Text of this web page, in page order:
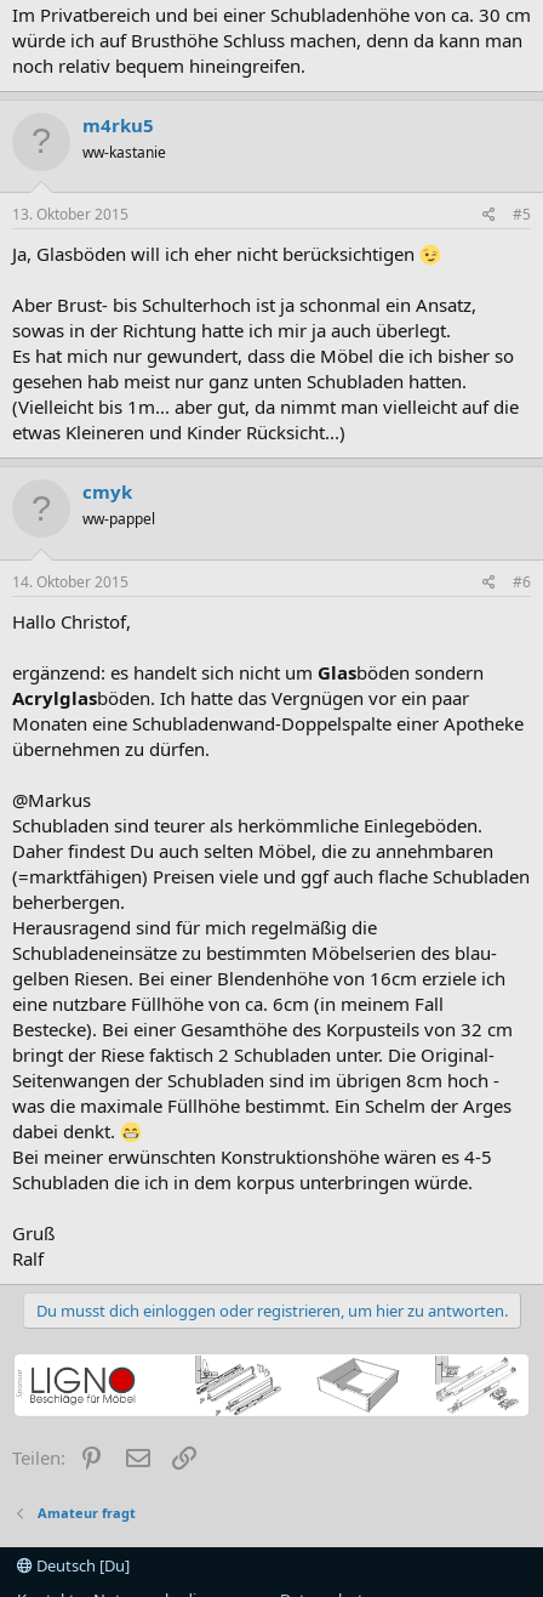
Im Privatbereich und bei einer Schubladenhöhe von ca. 30 cm
würde ich auf Brusthöhe Schluss machen, denn da kann man
noch relativ bequem hineingreifen.
m4rku5
ww-kastanie
13. Oktober 2015 #5
Ja, Glasböden will ich eher nicht berücksichtigen
Aber Brust- bis Schulterhoch ist ja schonmal ein Ansatz,
sowas in der Richtung hatte ich mir ja auch überlegt.
Es hat mich nur gewundert, dass die Möbel die ich bisher so
gesehen hab meist nur ganz unten Schubladen hatten.
(Vielleicht bis 1m... aber gut, da nimmt man vielleicht auf die
etwas Kleineren und Kinder Rücksicht...)
cmyk
ww-pappel
14. Oktober 2015 #6
Hallo Christof,
ergänzend: es handelt sich nicht um Glasböden sondern
Acrylglasböden. Ich hatte das Vergnügen vor ein paar
Monaten eine Schubladenwand-Doppelspalte einer Apotheke
übernehmen zu dürfen.
@Markus
Schubladen sind teurer als herkömmliche Einlegeböden.
Daher findest Du auch selten Möbel, die zu annehmbaren
(=marktfähigen) Preisen viele und ggf auch flache Schubladen
beherbergen.
Herausragend sind für mich regelmäßig die
Schubladeneinsätze zu bestimmten Möbelserien des blau-
gelben Riesen. Bei einer Blendenhöhe von 16cm erziele ich
eine nutzbare Füllhöhe von ca. 6cm (in meinem Fall
Bestecke). Bei einer Gesamthöhe des Korpusteils von 32 cm
bringt der Riese faktisch 2 Schubladen unter. Die Original-
Seitenwangen der Schubladen sind im übrigen 8cm hoch -
was die maximale Füllhöhe bestimmt. Ein Schelm der Arges
dabei denkt.
Bei meiner erwünschten Konstruktionshöhe wären es 4-5
Schubladen die ich in dem korpus unterbringen würde.
Gruß
Ralf
Du musst dich einloggen oder registrieren, um hier zu antworten.
Teilen: PinterestE-Mail
Amateur fragt
Deutsch [Du]